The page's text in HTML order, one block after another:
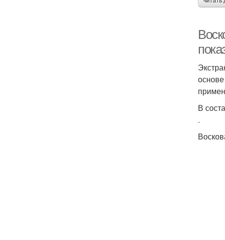
В
.